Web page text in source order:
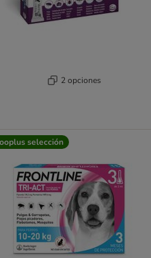
2 opciones
selección